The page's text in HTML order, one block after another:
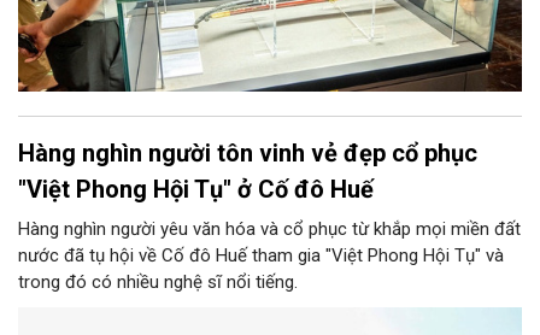
Hàng nghìn người tôn vinh vẻ đẹp cổ phục
"Việt Phong Hội Tụ" ở Cố đô Huế
Hàng nghìn người yêu văn hóa và cổ phục từ khắp mọi miền đất
nước đã tụ hội về Cố đô Huế tham gia "Việt Phong Hội Tụ" và
trong đó có nhiều nghệ sĩ nổi tiếng.